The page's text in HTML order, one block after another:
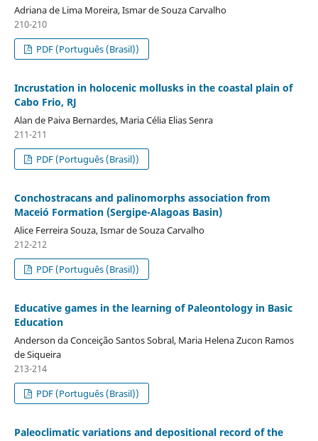
Adriana de Lima Moreira, Ismar de Souza Carvalho
210-210
PDF (Português (Brasil))
Incrustation in holocenic mollusks in the coastal plain of
Cabo Frio, RJ
Alan de Paiva Bernardes, Maria Célia Elias Senra
211-211
PDF (Português (Brasil))
Conchostracans and palinomorphs association from
Maceió Formation (Sergipe-Alagoas Basin)
Alice Ferreira Souza, Ismar de Souza Carvalho
212-212
PDF (Português (Brasil))
Educative games in the learning of Paleontology in Basic
Education
Anderson da Conceição Santos Sobral, Maria Helena Zucon Ramos
de Siqueira
213-214
PDF (Português (Brasil))
Paleoclimatic variations and depositional record of the